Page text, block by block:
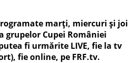
marți, miercuri și joi
grupelor Cupei României
fi urmărite LIVE, fie la tv
fie online, pe FRF.tv.